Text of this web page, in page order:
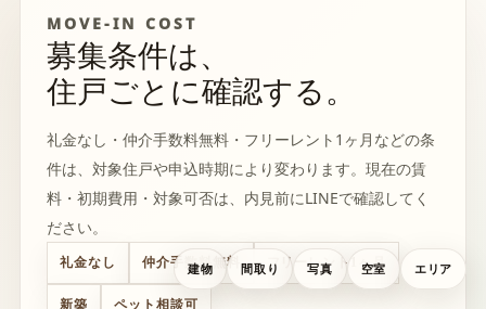
建物 間取り 写真 空室 エリア
MOVE-IN COST
募集条件は、
住戸ごとに確認する。
礼金なし・仲介手数料無料・フリーレント1ヶ月などの条
件は、対象住戸や申込時期により変わります。現在の賃
料・初期費用・対象可否は、内見前にLINEで確認してく
ださい。
礼金なし 仲介手数料無料 フリーレント1ヶ月
新築 ペット相談可